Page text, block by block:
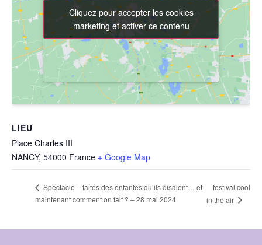
LIEU
Place Charles III
NANCY, 54000 France + Google Map
Cliquez pour accepter les cookies
marketing et activer ce contenu
Cliquez pour accepter les cookies
marketing et activer ce contenu
Spectacle – faites des enfantes qu’ils disaient… et
maintenant comment on fait ? – 28 mai 2024
festival cool
in the air